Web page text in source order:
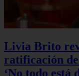
Livia Brito
ratificación
‘No todo está